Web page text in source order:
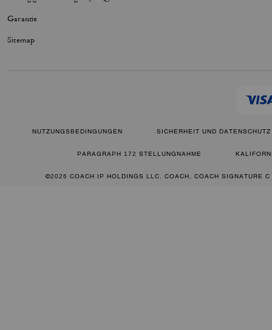
Garantie
Sitemap
NUTZUNGSBEDINGUNGEN SICHERHEIT UND DATENSCHUTZ
PARAGRAPH 172 STELLUNGNAHME
©2026 COACH IP HOLDINGS LLC. COACH, COACH SIGNATURE